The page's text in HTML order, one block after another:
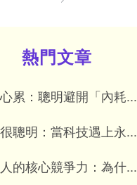
熱門文章
累：聰明避開「內耗...
聰明：當科技遇上永...
的核心競爭力：為什...